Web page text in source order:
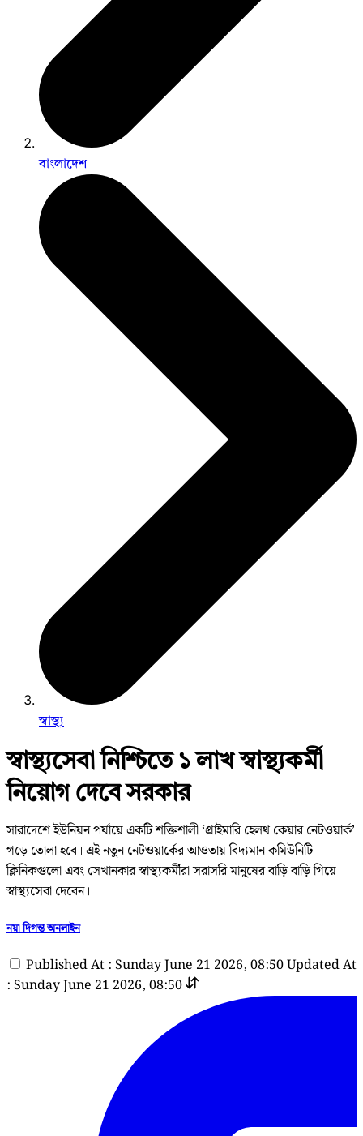
বাংলাদেশ
স্বাস্থ্য
স্বাস্থ্যসেবা নিশ্চিতে ১ লাখ স্বাস্থ্যকর্মী
নিয়োগ দেবে সরকার
সারাদেশে ইউনিয়ন পর্যায়ে একটি শক্তিশালী ‘প্রাইমারি হেলথ কেয়ার নেটওয়ার্ক’
গড়ে তোলা হবে। এই নতুন নেটওয়ার্কের আওতায় বিদ্যমান কমিউনিটি
ক্লিনিকগুলো এবং সেখানকার স্বাস্থ্যকর্মীরা সরাসরি মানুষের বাড়ি বাড়ি গিয়ে
স্বাস্থ্যসেবা দেবেন।
নয়া দিগন্ত অনলাইন
Published At : Sunday June 21 2026, 08:50Updated At
: Sunday June 21 2026, 08:50